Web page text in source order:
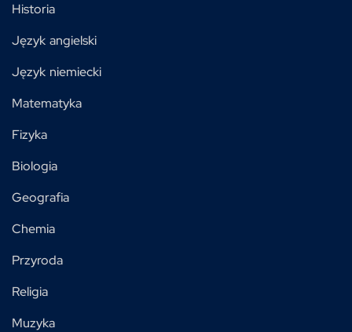
Historia
Język angielski
Język niemiecki
Matematyka
Fizyka
Biologia
Geografia
Chemia
Przyroda
Religia
Muzyka